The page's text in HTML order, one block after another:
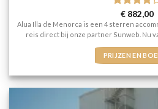
4uit 5
€ 882,00
Alua Illa de Menorca is een 4 sterren
reis direct bij onze partner Sunweb. Nu
PRIJZEN EN